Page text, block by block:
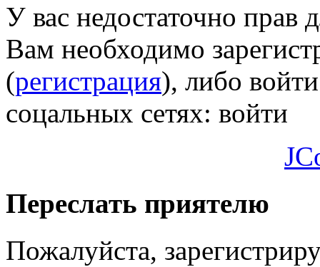
У вас недостаточно прав
Вам необходимо
(регистрация), либо
соцальных сетях: войти
Переслать приятелю
Пожалуйста,